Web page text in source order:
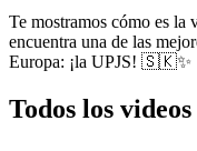
Te mostramos cómo es la
encuentra una de las
Europa: ¡la UPJS! 🇸🇰✨
Todos los videos